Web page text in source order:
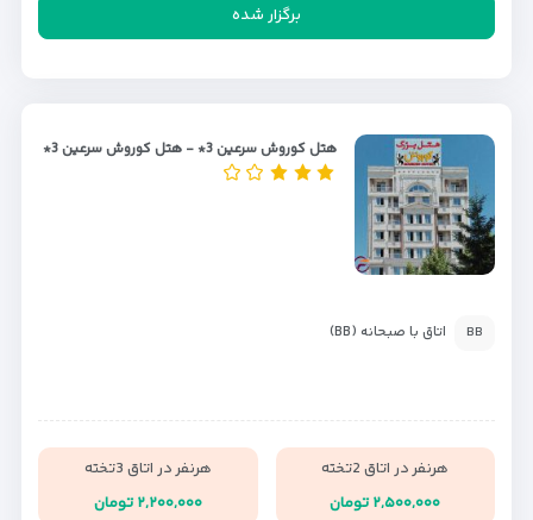
برگزار شده
هتل کوروش سرعین 3* - هتل کوروش سرعین 3*
BB اتاق با صبحانه (BB)
هرنفر در اتاق 2تخته
۲,۵۰۰,۰۰۰ تومان
هرنفر در اتاق 3تخته
۲,۲۰۰,۰۰۰ تومان